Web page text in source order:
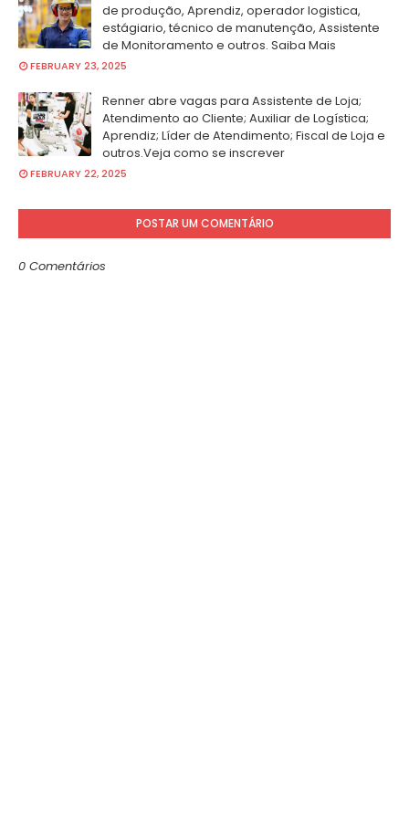
de produção, Aprendiz, operador logistica,
estágiario, técnico de manutenção, Assistente
de Monitoramento e outros. Saiba Mais
FEBRUARY 23, 2025
Renner abre vagas para Assistente de Loja;
Atendimento ao Cliente; Auxiliar de Logística;
Aprendiz; Líder de Atendimento; Fiscal de Loja e
outros.Veja como se inscrever
FEBRUARY 22, 2025
POSTAR UM COMENTÁRIO
0 Comentários